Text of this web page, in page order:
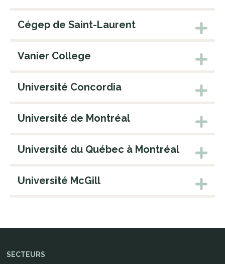
Cégep de Saint-Laurent
Vanier College
Université Concordia
Université de Montréal
Université du Québec à Montréal
Université McGill
SECTEURS